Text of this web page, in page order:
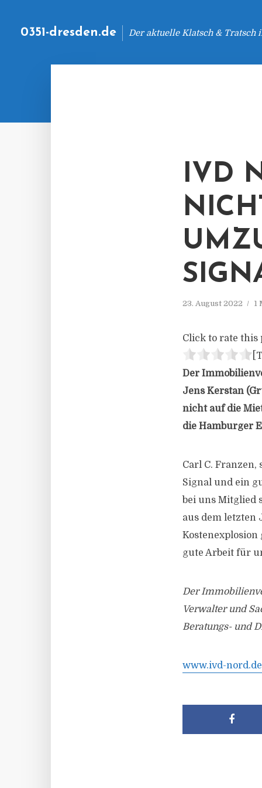
0351-dresden.de Der aktuelle Klatsch & Tratsch
IVD
23. August 2022 1
Click to rate this
Der
Jens Kerstan
nicht auf die
die Hamburger
Carl C.
Signal und ein
bei uns Mitglied
aus dem letzten
Kostenexplosion
gute Arbeit für
Der
Verwalter und
Beratungs- und
www.ivd-nord.de